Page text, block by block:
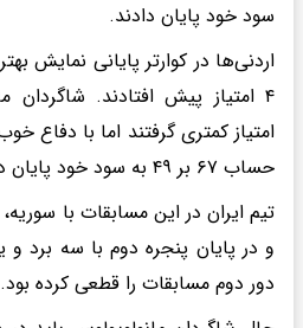
سود خود پایان دادند.
اردنی‌ها در کوارتر پایانی نمایش
۴ امتیاز پیش افتادند. شاگردان
امتیاز کمتری گرفتند اما با دفاع
حساب ۶۷ بر ۴۹ به سود خود پایان دهند.
تیم ایران در این مسابقات با
و در پایان پنجره دوم با سه
دور دوم مسابقات را قطعی کرده بود.